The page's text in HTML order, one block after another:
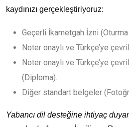
kaydınızı gerçekleştiriyoruz:
Geçerli İkametgah İzni
Noter onaylı ve Türkçe’ye
Noter onaylı ve Türkçe’ye
(Diploma).
Diğer standart belgeler
Yabancı dil desteğine ihtiyaç